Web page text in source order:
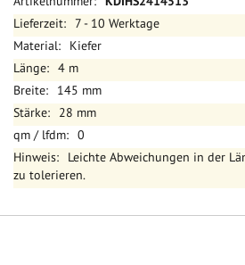
Informationen7 - 10 Werktage
Kiefer
4 m
145 mm
28 mm
0
Leichte Abweichungen in der
zu tolerieren.